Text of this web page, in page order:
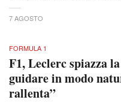
7 AGOSTO
FORMULA 1
F1, Leclerc spiazza
guidare in modo
rallenta”